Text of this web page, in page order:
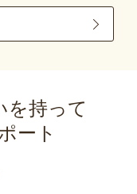
を持って
ート